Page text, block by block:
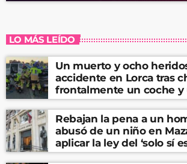
LO MÁS LEÍDO
Un muerto y ocho
accidente en Lorca tras
frontalmente un coche
Rebajan la pena a un
abusó de un niño en
aplicar la ley del ‘solo sí